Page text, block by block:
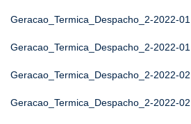
Geracao_Termica_Despacho_2-2022-01
Geracao_Termica_Despacho_2-2022-01
Geracao_Termica_Despacho_2-2022-02
Geracao_Termica_Despacho_2-2022-02